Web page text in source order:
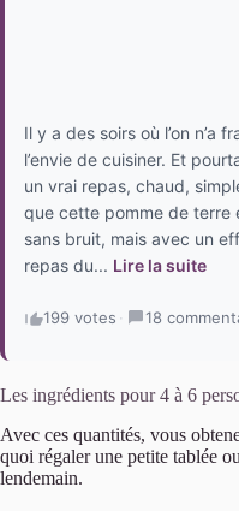
Il y a des soirs où l’on n’a
l’envie de cuisiner. Et
un vrai repas, chaud,
que cette pomme de terre
sans bruit, mais avec un
repas du... Lire la suite
199 votes · 18
Les ingrédients pour 4 à 6
Avec ces quantités, vous
quoi régaler une petite tablée
lendemain.